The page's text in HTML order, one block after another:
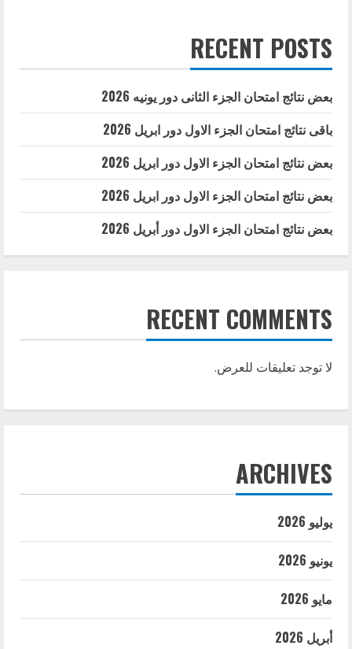
RECENT POSTS
بعض نتائج امتحان الجزء الثانى دور يونيه 2026
باقى نتائج امتحان الجزء الاول دور ابريل 2026
بعض نتائج امتحان الجزء الاول دور ابريل 2026
بعض نتائج امتحان الجزء الاول دور ابريل 2026
بعض نتائج امتحان الجزء الاول دور أبريل 2026
RECENT COMMENTS
لا توجد تعليقات للعرض.
ARCHIVES
يوليو 2026
يونيو 2026
مايو 2026
أبريل 2026